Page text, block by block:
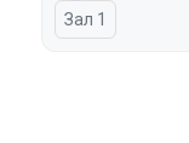
Зал 1